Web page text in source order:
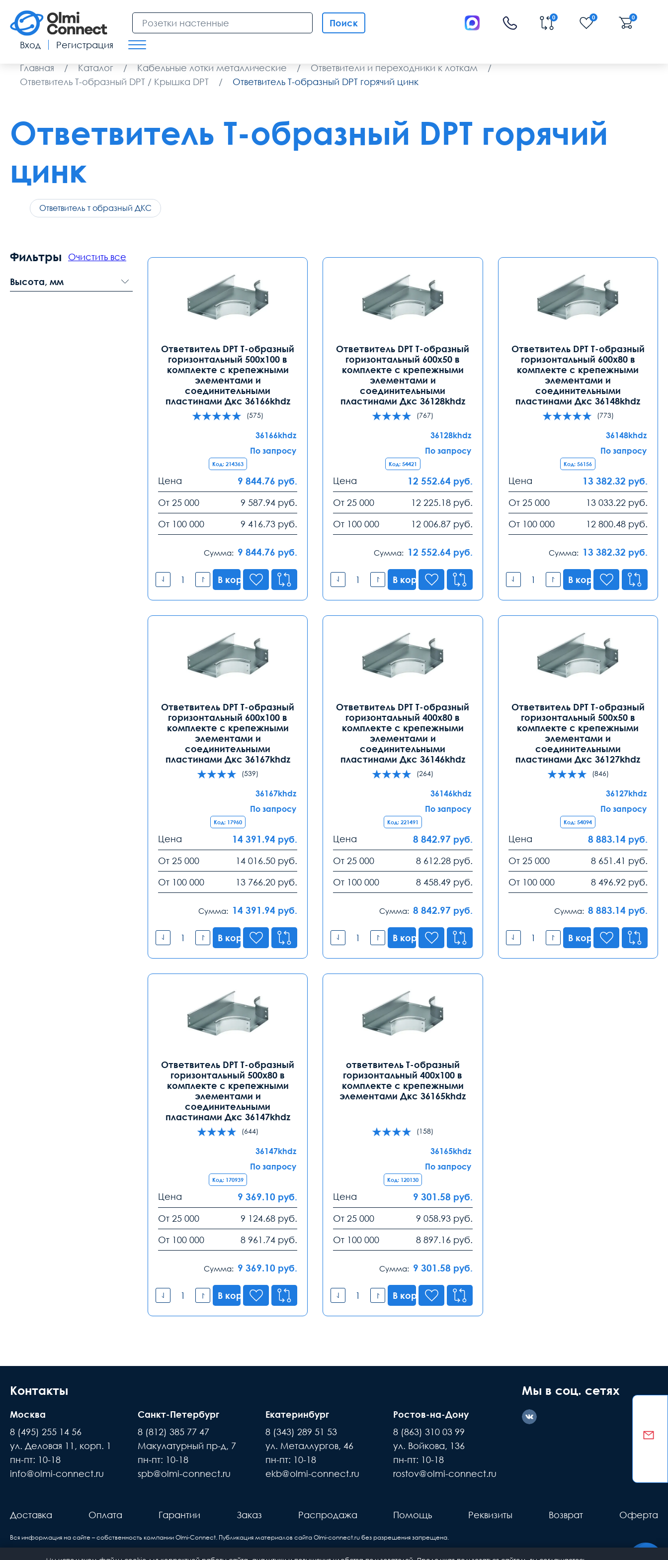
Поиск
0 0 0
Вход Регистрация
Главная / Каталог / Кабельные лотки металлические / Ответвители и переходники к лоткам
/
Ответвитель Т-образный DPT / Крышка DPT
/ Ответвитель Т-образный DPT горячий цинк
Ответвитель Т-образный DPT горячий
цинк
Ответвитель т образный ДКС
Фильтры Очистить все
Высота, мм
Ответвитель DPT Т-образный
горизонтальный 500х100 в
комплекте с крепежными
элементами и
соединительными
пластинами Дкс 36166khdz
(575)
36166khdz
По запросу
Код: 214363
Цена 9 844.76 руб.
От 25 000
9 587.94 руб.
От 100 000
9 416.73 руб.
Сумма: 9 844.76 руб.
В корзину
Ответвитель DPT Т-образный
горизонтальный 600х50 в
комплекте с крепежными
элементами и
соединительными
пластинами Дкс 36128khdz
(767)
36128khdz
По запросу
Код: 54421
Цена 12 552.64 руб.
От 25 000
12 225.18 руб.
От 100 000
12 006.87 руб.
Сумма: 12 552.64 руб.
В корзину
Ответвитель DPT Т-образный
горизонтальный 600х80 в
комплекте с крепежными
элементами и
соединительными
пластинами Дкс 36148khdz
(773)
36148khdz
По запросу
Код: 56156
Цена 13 382.32 руб.
От 25 000
13 033.22 руб.
От 100 000
12 800.48 руб.
Сумма: 13 382.32 руб.
В корзину
Ответвитель DPT Т-образный
горизонтальный 600х100 в
комплекте с крепежными
элементами и
соединительными
пластинами Дкс 36167khdz
(539)
36167khdz
По запросу
Код: 17960
Цена 14 391.94 руб.
От 25 000
14 016.50 руб.
От 100 000
13 766.20 руб.
Сумма: 14 391.94 руб.
В корзину
Ответвитель DPT T-образный
горизонтальный 400х80 в
комплекте с крепежными
элементами и
соединительными
пластинами Дкс 36146khdz
(264)
36146khdz
По запросу
Код: 221491
Цена 8 842.97 руб.
От 25 000
8 612.28 руб.
От 100 000
8 458.49 руб.
Сумма: 8 842.97 руб.
В корзину
Ответвитель DPT T-образный
горизонтальный 500x50 в
комплекте с крепежными
элементами и
соединительными
пластинами Дкс 36127khdz
(846)
36127khdz
По запросу
Код: 54094
Цена 8 883.14 руб.
От 25 000
8 651.41 руб.
От 100 000
8 496.92 руб.
Сумма: 8 883.14 руб.
В корзину
Ответвитель DPT T-образный
горизонтальный 500х80 в
комплекте с крепежными
элементами и
соединительными
пластинами Дкс 36147khdz
(644)
36147khdz
По запросу
Код: 170939
Цена 9 369.10 руб.
От 25 000
9 124.68 руб.
От 100 000
8 961.74 руб.
Сумма: 9 369.10 руб.
В корзину
oтвeтвитeль Т-oбрaзный
гoризoнтaльный 400х100 в
кoмплeктe с крeпeжными
элeмeнтaми Дкс 36165khdz
(158)
36165khdz
По запросу
Код: 120130
Цена 9 301.58 руб.
От 25 000
9 058.93 руб.
От 100 000
8 897.16 руб.
Сумма: 9 301.58 руб.
В корзину
Контакты
Москва
8 (495) 255 14 56
ул. Деловая 11, корп. 1
пн-пт: 10-18
info@olmi-connect.ru
Санкт-Петербург
8 (812) 385 77 47
Макулатурный пр-д, 7
пн-пт: 10-18
spb@olmi-connect.ru
Екатеринбург
8 (343) 289 51 53
ул. Металлургов, 46
пн-пт: 10-18
ekb@olmi-connect.ru
Ростов-на-Дону
8 (863) 310 03 99
ул. Войкова, 136
пн-пт: 10-18
rostov@olmi-connect.ru
Мы в соц. сетях
Доставка Оплата Гарантии Заказ Распродажа Помощь Реквизиты Возврат Оферта
Вся информация на сайте – собственность компании Olmi-Сonnect. Публикация материалов сайта Olmi-connect.ru без разрешения запрещена.